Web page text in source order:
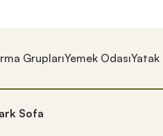
GruplarıYemek OdasıYatak
Sofa